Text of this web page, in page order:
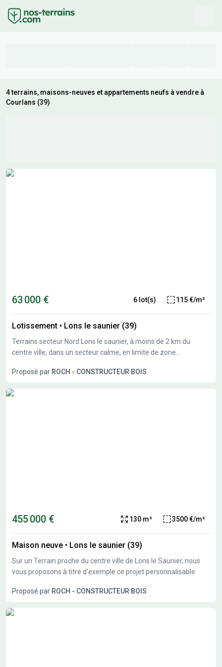
4 terrains, maisons-neuves et appartements neufs à vendre à
Courlans (39)
Résultats de recherche
63 000 € 6 lot(s) 115 €/m²
Lotissement • Lons le saunier (39)
Terrains secteur Nord Lons le saunier, à moins de 2 km du
centre ville, dans un secteur calme, en limite de zone
constructibles de 550 à 1300M²
Proposé par ROCH - CONSTRUCTEUR BOIS
455 000 € 130 m² 3500 €/m²
Maison neuve • Lons le saunier (39)
Sur un Terrain proche du centre ville de Lons le Saunier, nous
vous proposons à titre d'exemple ce projet personnalisable
Proposé par ROCH - CONSTRUCTEUR BOIS